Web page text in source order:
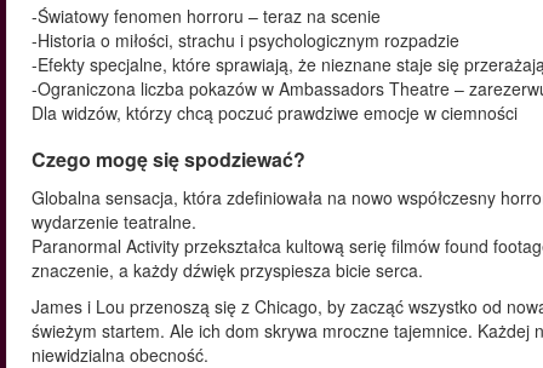
-Światowy fenomen horroru – teraz na scenie
-Historia o miłości, strachu i psychologicznym rozpadzie
-Efekty specjalne, które sprawiają, że nieznane staje się
-Ograniczona liczba pokazów w Ambassadors Theatre –
Dla widzów, którzy chcą poczuć prawdziwe emocje w ciemności
Czego mogę się spodziewać?
Globalna sensacja, która zdefiniowała na nowo współczesny
wydarzenie teatralne.
Paranormal Activity przekształca kultową serię filmów found
znaczenie, a każdy dźwięk przyspiesza bicie serca.
James i Lou przenoszą się z Chicago, by zacząć wszystko od
świeżym startem. Ale ich dom skrywa mroczne tajemnice. Każdej
niewidzialna obecność.